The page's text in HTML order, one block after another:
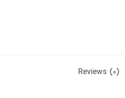
Reviews (0)